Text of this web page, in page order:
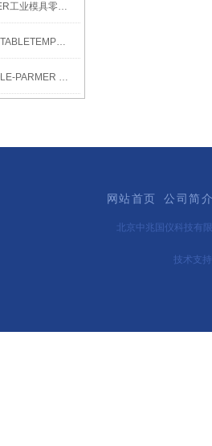
IFB-52/101/111COLE-PARMER工业模具零件清洁流化沙浴
05053系列COLE-PARMER STABLETEMP真空烘箱
11124-07/MP40/11124-06COLE-PARMER SYMMETRY MB水分测定天平
网站首页 公司简
北京中兆国仪科技有
技术支